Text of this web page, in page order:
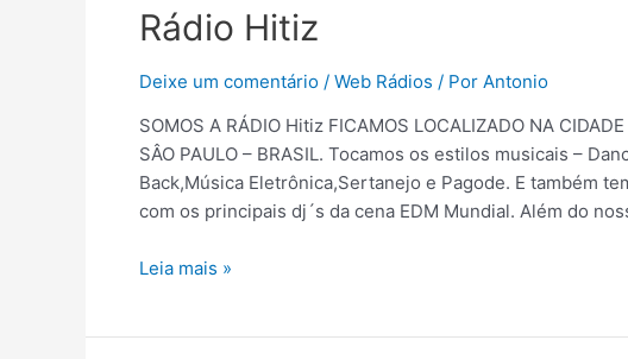
Rádio Hitiz
Deixe um comentário / Web Rádios / Por Antonio
SOMOS A RÁDIO Hitiz FICAMOS LOCALIZADO NA
SÂO PAULO – BRASIL. Tocamos os estilos musicais –
Back,Música Eletrônica,Sertanejo e Pagode. E também
com os principais dj´s da cena EDM Mundial. Além do
Leia mais »